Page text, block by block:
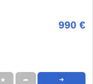
990 €
★ ➦ ➜